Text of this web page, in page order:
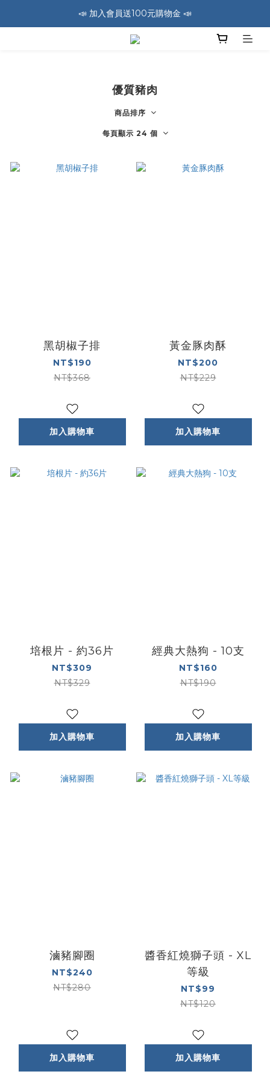
🚛 全館消費滿1200免運費 🚛
📣 加入會員送100元購物金 📣
🚛 全館消費滿1200免運費 🚛
優質豬肉
商品排序
每頁顯示 24 個
黑胡椒子排
NT$190
NT$368
加入購物車
黃金豚肉酥
NT$200
NT$229
加入購物車
培根片 - 約36片
NT$309
NT$329
加入購物車
經典大熱狗 - 10支
NT$160
NT$190
加入購物車
滷豬腳圈
NT$240
NT$280
加入購物車
醬香紅燒獅子頭 - XL
等級
NT$99
NT$120
加入購物車